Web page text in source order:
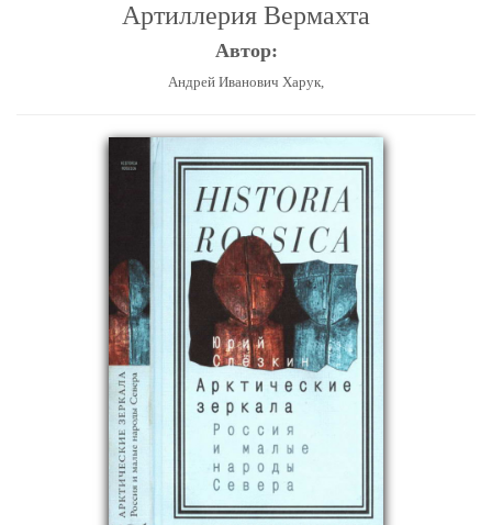
Артиллерия Вермахта
Автор:
Андрей Иванович Харук,